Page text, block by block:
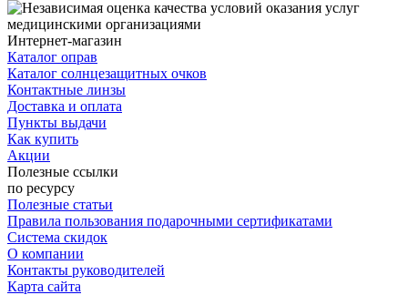
Интернет-магазин
Каталог оправ
Каталог солнцезащитных очков
Контактные линзы
Доставка и оплата
Пункты выдачи
Как купить
Акции
Полезные ссылки
по ресурсу
Полезные статьи
Правила пользования подарочными сертификатами
Система скидок
О компании
Контакты руководителей
Карта сайта